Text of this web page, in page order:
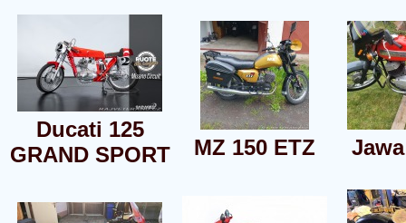
Ducati 125
GRAND SPORT
MZ 150 ETZ